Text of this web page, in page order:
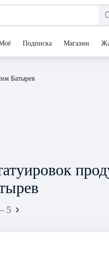
Подписка Магазин
Батырев
5